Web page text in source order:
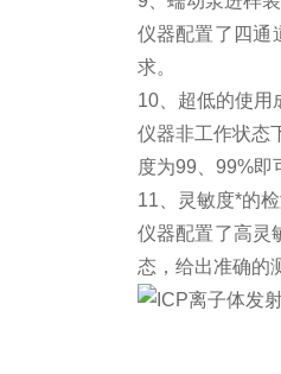
仪器配置了四通
求。
10、超低的使用
仪器非工作状态
度为99、99%即
11、灵敏度*的
仪器配置了高灵
态，给出准确的